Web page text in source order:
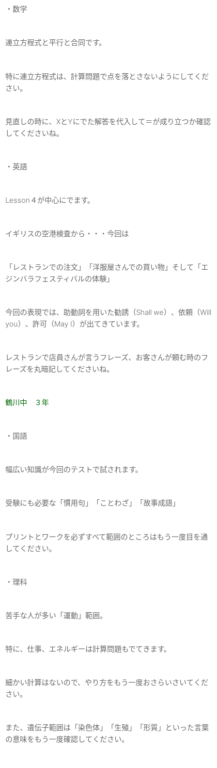
・数学
連立方程式と平行と合同です。
特に連立方程式は、計算問題で点を落とさないようにしてくだ
さい。
見直しの時に、XとYにでた解答を代入して＝が成り立つか確認
してくださいね。
・英語
Lesson４が中心にでます。
イギリスの空港検査から・・・今回は
「レストランでの注文」「洋服屋さんでの買い物」そして「エ
ジンバラフェスティバルの体験」
今回の表現では、助動詞を用いた勧誘（Shall we）、依頼（Will
you）、許可（May I）が出てきています。
レストランで店員さんが言うフレーズ、お客さんが頼む時のフ
レーズを丸暗記してくださいね。
鶴川中 ３年
・国語
幅広い知識が今回のテストで試されます。
受験にも必要な「慣用句」「ことわざ」「故事成語」
プリントとワークを必ずすべて範囲のところはもう一度目を通
してください。
・理科
苦手な人が多い「運動」範囲。
特に、仕事、エネルギーは計算問題もでてきます。
細かい計算はないので、やり方をもう一度おさらいさいてくだ
さい。
また、遺伝子範囲は「染色体」「生殖」「形質」といった言葉
の意味をもう一度確認してください。